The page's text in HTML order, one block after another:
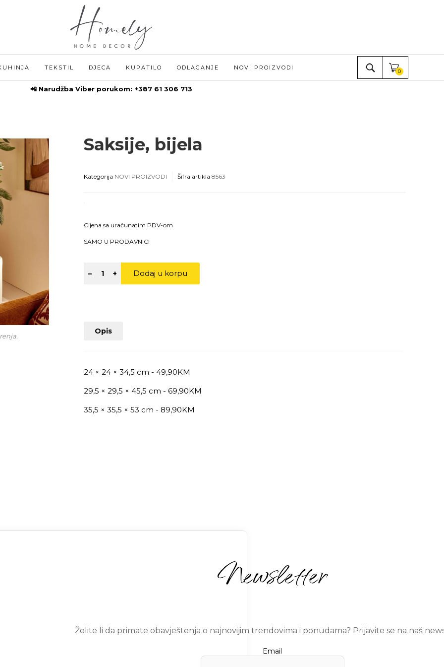
TEKSTIL DJECA KUPATILO ODLAGANJE NOVI PROIZVODI 0
📲 Narudžba Viber porukom: +387 61 306 713
Saksije, bijela
Kategorija NOVI PROIZVODI Šifra artikla 8563
Cijena sa uračunatim PDV-om
SAMO U PRODAVNICI
– + Dodaj u korpu
Opis
24 × 24 × 34,5 cm - 49,90KM
29,5 × 29,5 × 45,5 cm - 69,90KM
35,5 × 35,5 × 53 cm - 89,90KM
Newsletter
Želite li da primate obavještenja o najnovijim trendovima i ponudama? Prijavite se na naš
Email